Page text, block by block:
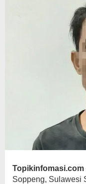
Topikinfomasi.com
Soppeng, Sulawesi